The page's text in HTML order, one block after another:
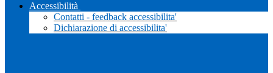
Accessibilità
Contatti - feedback accessibilita'
Dichiarazione di accessibilita'